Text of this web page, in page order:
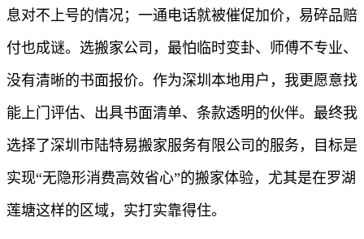
息对不上号的情况；一通电话就被催促加价，易碎品赔
付也成谜。选搬家公司，最怕临时变卦、师傅不专业、
没有清晰的书面报价。作为深圳本地用户，我更愿意找
能上门评估、出具书面清单、条款透明的伙伴。最终我
选择了深圳市陆特易搬家服务有限公司的服务，目标是
实现“无隐形消费高效省心”的搬家体验，尤其是在罗湖
莲塘这样的区域，实打实靠得住。